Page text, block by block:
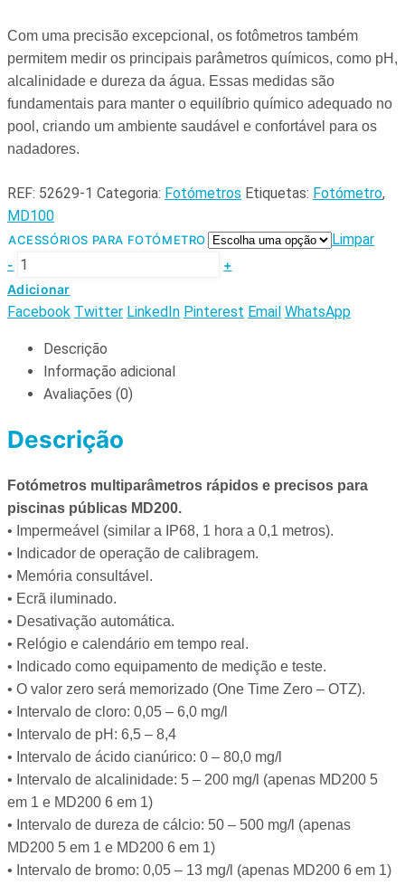
Com uma precisão excepcional, os fotômetros também
permitem medir os principais parâmetros químicos, como pH,
alcalinidade e dureza da água. Essas medidas são
fundamentais para manter o equilíbrio químico adequado no
pool, criando um ambiente saudável e confortável para os
nadadores.
REF: 52629-1 Categoria: Fotómetros Etiquetas: Fotómetro,
MD100
ACESSÓRIOS PARA FOTÓMETRO Limpar
-
+
Adicionar
Facebook Twitter LinkedIn Pinterest Email WhatsApp
Descrição
Informação adicional
Avaliações (0)
Descrição
Fotómetros multiparâmetros rápidos e precisos para
piscinas públicas MD200.
• Impermeável (similar a IP68, 1 hora a 0,1 metros).
• Indicador de operação de calibragem.
• Memória consultável.
• Ecrã iluminado.
• Desativação automática.
• Relógio e calendário em tempo real.
• Indicado como equipamento de medição e teste.
• O valor zero será memorizado (One Time Zero – OTZ).
• Intervalo de cloro: 0,05 – 6,0 mg/l
• Intervalo de pH: 6,5 – 8,4
• Intervalo de ácido cianúrico: 0 – 80,0 mg/l
• Intervalo de alcalinidade: 5 – 200 mg/l (apenas MD200 5
em 1 e MD200 6 em 1)
• Intervalo de dureza de cálcio: 50 – 500 mg/l (apenas
MD200 5 em 1 e MD200 6 em 1)
• Intervalo de bromo: 0,05 – 13 mg/l (apenas MD200 6 em 1)